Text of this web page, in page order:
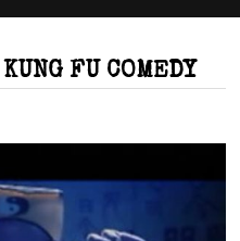
FU COMEDY